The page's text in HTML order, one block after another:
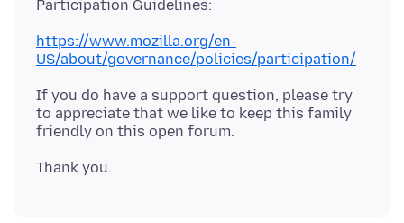
https://www.mozilla.org/en-
US/about/governance/policies/participation/
If you do have a support question, please try
to appreciate that we like to keep this family